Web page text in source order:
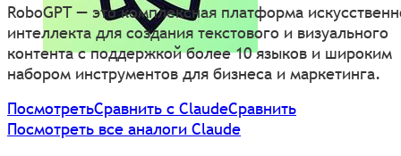
RoboGPT — это комплексная платформа
интеллекта для создания текстового и визуального
контента с поддержкой более 10 языков и широким
набором инструментов для бизнеса и маркетинга.
ПосмотретьСравнить с ClaudeСравнить
Посмотреть все аналоги Claude